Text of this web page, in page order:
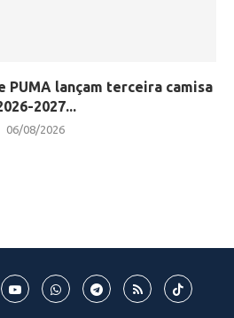
PUMA lançam terceira camisa
2027...
06/08/2026